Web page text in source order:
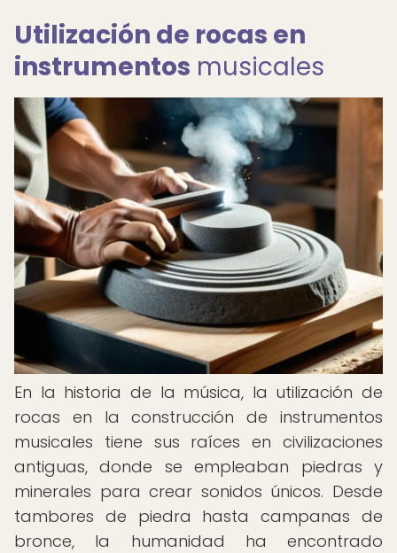
Utilización de rocas en
instrumentos musicales
En la historia de la música, la utilización de
rocas en la construcción de instrumentos
musicales tiene sus raíces en civilizaciones
antiguas, donde se empleaban piedras y
minerales para crear sonidos únicos. Desde
tambores de piedra hasta campanas de
bronce, la humanidad ha encontrado